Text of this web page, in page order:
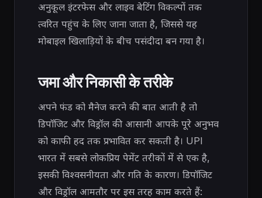
अनुकूल इंटरफेस और लाइव बेटिंग विकल्पों तक
त्वरित पहुंच के लिए जाना जाता है, जिससे यह
मोबाइल खिलाड़ियों के बीच पसंदीदा बन गया है।
जमा और निकासी के तरीके
अपने फंड को मैनेज करने की बात आती है तो
डिपॉजिट और विड्रॉल की आसानी आपके पूरे अनुभव
को काफी हद तक प्रभावित कर सकती है। UPI
भारत में सबसे लोकप्रिय पेमेंट तरीकों में से एक है,
इसकी विश्वसनीयता और गति के कारण। डिपॉजिट
और विड्रॉल आमतौर पर इस तरह काम करते हैं: